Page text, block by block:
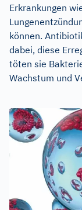
Erkrankungen
können.
dabei, diese
töten sie
Wachstum und